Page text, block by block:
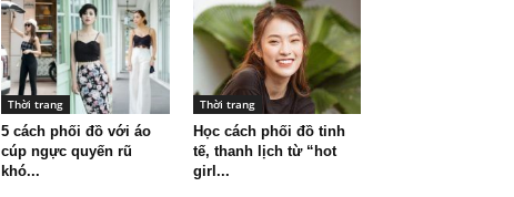
Thời trang
5 cách phối đồ với áo
cúp ngực quyến rũ
khó...
Thời trang
Học cách phối đồ tinh
tế, thanh lịch từ “hot
girl...